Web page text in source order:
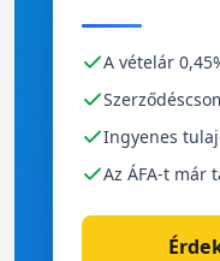
A vételár
Ingyenes
Az ÁFA-t már